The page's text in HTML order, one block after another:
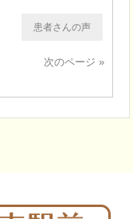
患者さんの声
次のページ »